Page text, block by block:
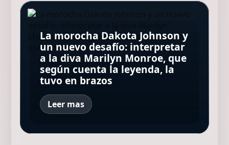
Los Beatles: cinco secretos
que esconde la icónica foto de
la tapa de "Abbey Road"
Qué ver en Disney+ hoy: las 10
series y películas que lideran
el ranking este sábado 8 de
agosto de 2026 en Argentina
Sharon Tate y su terrible final
en manos del Clan Manson
La morocha Dakota Johnson y
un nuevo desafío: interpretar
a la diva Marilyn Monroe, que
según cuenta la leyenda, la
tuvo en brazos
Leer mas
Minnie Driver, ex de Matt
Damon, contó que sobrevivió
a un grave accidente de
autos: "Estoy muy agradecida
de estar viva"